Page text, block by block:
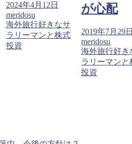
2024年4月12日
meridosu
海外旅行好きなサ
ラリーマンと株式
投資
が心配
2019年7月29
meridosu
海外旅行好き
ラリーマンと
投資